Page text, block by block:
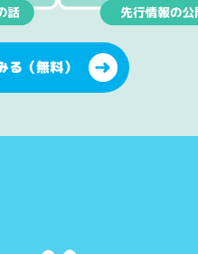
る（無料）